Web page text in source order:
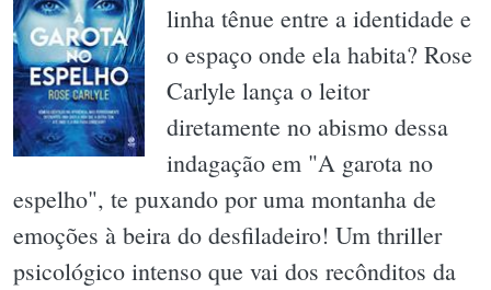
linha tênue entre a identidade e
o espaço onde ela habita? Rose
Carlyle lança o leitor
diretamente no abismo dessa
indagação em "A garota no
espelho", te puxando por uma montanha de
emoções à beira do desfiladeiro! Um thriller
psicológico intenso que vai dos recônditos da